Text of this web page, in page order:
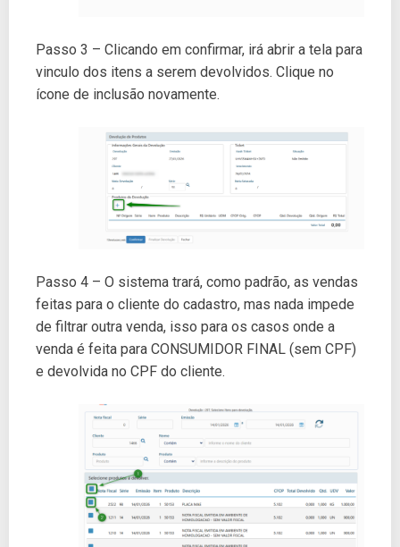
Passo 3 – Clicando em confirmar, irá abrir a tela para
vinculo dos itens a serem devolvidos. Clique no
ícone de inclusão novamente.
Passo 4 – O sistema trará, como padrão, as vendas
feitas para o cliente do cadastro, mas nada impede
de filtrar outra venda, isso para os casos onde a
venda é feita para CONSUMIDOR FINAL (sem CPF)
e devolvida no CPF do cliente.